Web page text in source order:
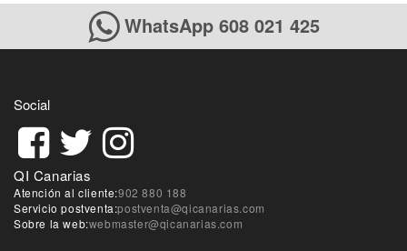
WhatsApp 608 021 425
Social
QI Canarias
Atención al cliente:902 880 188
Servicio postventa:postventa@qicanarias.com
Sobre la web:webmaster@qicanarias.com